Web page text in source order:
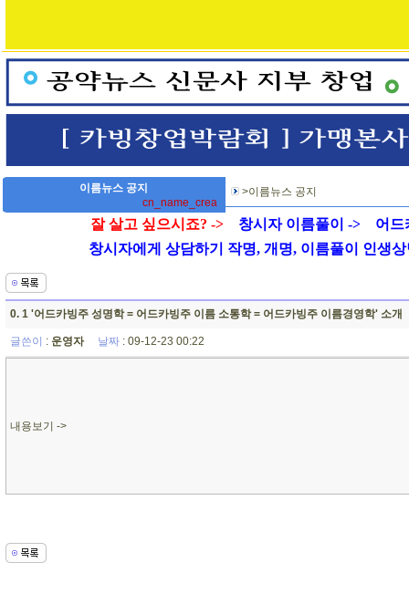
이름뉴스 공지
cn_name_crea
>이름뉴스 공지
잘 살고 싶으시죠? -> 창시자 이름풀이 ->
어드
창시자에게 상담하기 작명, 개명, 이름풀이 인생상
0. 1 '어드카빙주 성명학 = 어드카빙주 이름 소통학 = 어드카빙주 이름경영학' 소개
글쓴이 : 운영자 날짜 : 09-12-23 00:22
내용보기 ->